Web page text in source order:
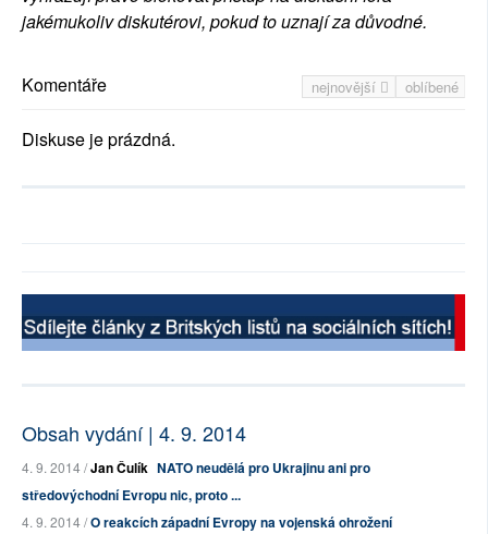
jakémukoliv diskutérovi, pokud to uznají za důvodné.
nejnovější oblíbené
Komentáře
Diskuse je prázdná.
Obsah vydání | 4. 9. 2014
4. 9. 2014 /Jan Čulík NATO neudělá pro Ukrajinu ani pro
středovýchodní Evropu nic, proto ...
4. 9. 2014 /O reakcích západní Evropy na vojenská ohrožení